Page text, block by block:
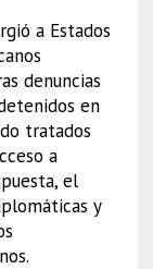
a Estados
denuncias
en
tratados
a
el
y